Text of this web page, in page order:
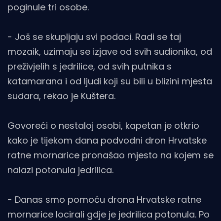
poginule tri osobe.
- Još se skupljaju svi podaci. Radi se taj
mozaik, uzimaju se izjave od svih sudionika, od
preživjelih s jedrilice, od svih putnika s
katamarana i od ljudi koji su bili u blizini mjesta
sudara, rekao je Kuštera.
Govoreći o nestaloj osobi, kapetan je otkrio
kako je tijekom dana podvodni dron Hrvatske
ratne mornarice pronašao mjesto na kojem se
nalazi potonula jedrilica.
- Danas smo pomoću drona Hrvatske ratne
mornarice locirali gdje je jedrilica potonula. Po